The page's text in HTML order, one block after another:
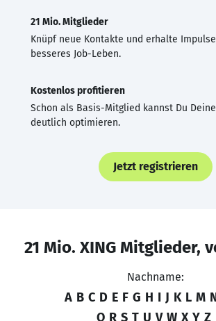
21 Mio. Mitglieder
Knüpf neue Kontakte und erhalte
besseres Job-Leben.
Kostenlos profitieren
Schon als Basis-Mitglied kannst Du Deine
deutlich optimieren.
Jetzt registrieren
21 Mio. XING Mitglieder,
Nachname:
A B C D E F G H I J K L M
Q R S T U V W X Y Z